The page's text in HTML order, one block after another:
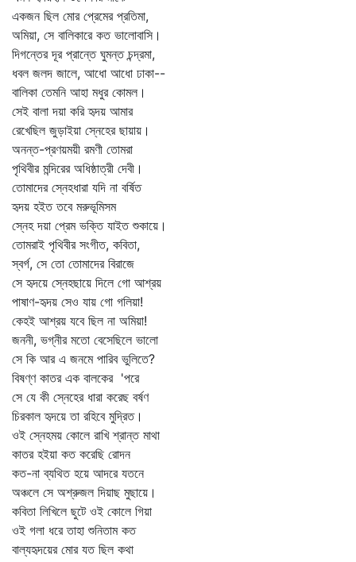
একজন ছিল মোর প্রেমের প্রতিমা,
অমিয়া, সে বালিকারে কত ভালোবাসি।
দিগন্তের দূর প্রান্তে ঘুমন্ত চন্দ্রমা,
ধবল জলদ জালে, আধো আধো ঢাকা--
বালিকা তেমনি আহা মধুর কোমল।
সেই বালা দয়া করি হৃদয় আমার
রেখেছিল জুড়াইয়া স্নেহের ছায়ায়।
অনন্ত-প্রণয়ময়ী রমণী তোমরা
পৃথিবীর মন্দিরের অধিষ্ঠাত্রী দেবী।
তোমাদের স্নেহধারা যদি না বর্ষিত
হৃদয় হইত তবে মরুভূমিসম
স্নেহ দয়া প্রেম ভক্তি যাইত শুকায়ে।
তোমরাই পৃথিবীর সংগীত, কবিতা,
স্বর্গ, সে তো তোমাদের বিরাজে
সে হৃদয়ে স্নেহছায়ে দিলে গো আশ্রয়
পাষাণ-হৃদয় সেও যায় গো গলিয়া!
কেহই আশ্রয় যবে ছিল না অমিয়া!
জননী, ভগ্নীর মতো বেসেছিলে ভালো
সে কি আর এ জনমে পারিব ভুলিতে?
বিষণ্ণ কাতর এক বালকের 'পরে
সে যে কী স্নেহের ধারা করেছ বর্ষণ
চিরকাল হৃদয়ে তা রহিবে মুদ্রিত।
ওই স্নেহময় কোলে রাখি শ্রান্ত মাথা
কাতর হইয়া কত করেছি রোদন
কত-না ব্যথিত হয়ে আদরে যতনে
অঞ্চলে সে অশ্রুজল দিয়াছ মুছায়ে।
কবিতা লিখিলে ছুটে ওই কোলে গিয়া
ওই গলা ধরে তাহা শুনিতাম কত
বাল্যহৃদয়ের মোর যত ছিল কথা